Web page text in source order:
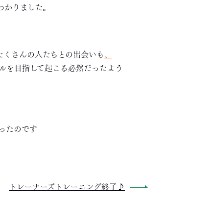
りました。
さんの人たちとの出会いも、
を目指して起こる必然だったよう
たのです
トレーナーズトレーニング終了♪